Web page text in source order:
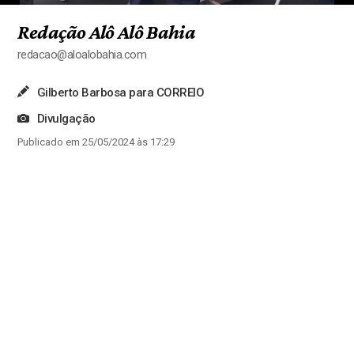
Redação Alô Alô Bahia
redacao@aloalobahia.com
Gilberto Barbosa para CORREIO
Divulgação
Publicado em 25/05/2024 às 17:29